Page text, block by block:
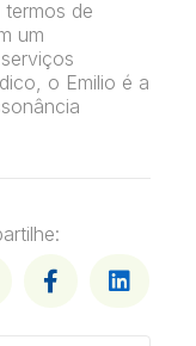
de
um
o Emilio é a